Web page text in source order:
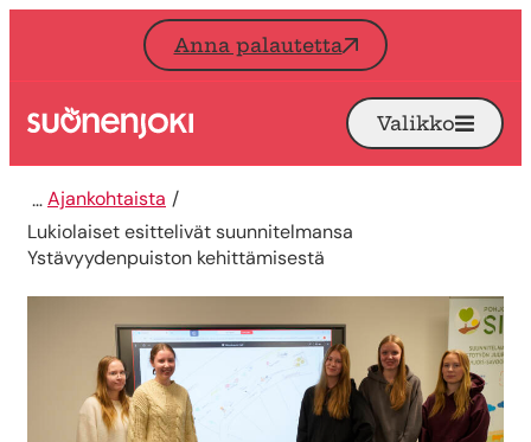
Siirry sisältöön
Anna palautetta
Etusivu Avaa
Valikko
Ajankohtaista
Lukiolaiset esittelivät suunnitelmansa
Ystävyydenpuiston kehittämisestä